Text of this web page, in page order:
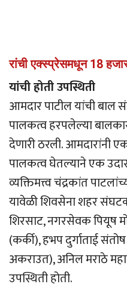
रांची एक्स्प्रेसमधून 18
यांची होती उपस्थिती
आमदार पाटील यांची बाल
पालकत्व हरपलेल्या
देणारी ठरली. आमदारांनी
पालकत्व घेतल्याने एक
व्यक्तिमत्त्व चंद्रकांत
यावेळी शिवसेना शहर
शिरसाट, नगरसेवक पियूष
(कर्की), हभप दुर्गाताई
अकराउत), अनिल मराठे
उपस्थिती होती.